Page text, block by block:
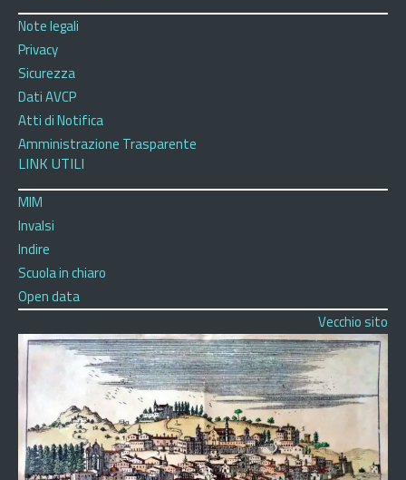
Note legali
Privacy
Sicurezza
Dati AVCP
Atti di Notifica
Amministrazione Trasparente
LINK UTILI
MIM
Invalsi
Indire
Scuola in chiaro
Open data
Vecchio sito